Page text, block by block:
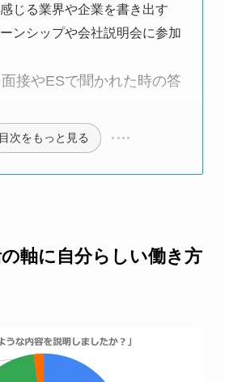
じる業界や企業を書き出す
ンシップや会社説明会に参加
接やESで聞かれた時の答
目次をもっと見る
軸に自分らしい働き方